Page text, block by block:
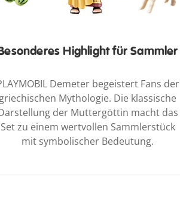
Highlight für Sammler
Demeter begeistert Fans der
griechischen Mythologie. Die klassische
der Muttergöttin macht das
Set zu einem wertvollen Sammlerstück
mit symbolischer Bedeutung.